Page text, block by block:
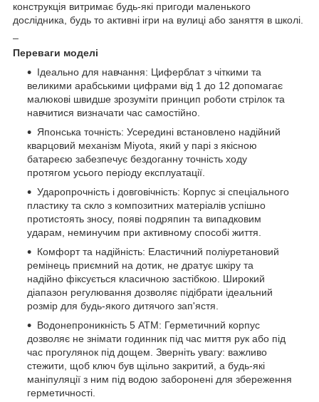
конструкція витримає будь-які пригоди маленького
дослідника, будь то активні ігри на вулиці або заняття в школі.
Переваги моделі
Ідеально для навчання: Циферблат з чіткими та
великими арабськими цифрами від 1 до 12 допомагає
малюкові швидше зрозуміти принцип роботи стрілок та
навчитися визначати час самостійно.
Японська точність: Усередині встановлено надійний
кварцовий механізм Miyota, який у парі з якісною
батареєю забезпечує бездоганну точність ходу
протягом усього періоду експлуатації.
Ударопрочність і довговічність: Корпус зі спеціального
пластику та скло з композитних матеріалів успішно
протистоять зносу, появі подряпин та випадковим
ударам, неминучим при активному способі життя.
Комфорт та надійність: Еластичний поліуретановий
ремінець приємний на дотик, не дратує шкіру та
надійно фіксується класичною застібкою. Широкий
діапазон регулювання дозволяє підібрати ідеальний
розмір для будь-якого дитячого зап'ястя.
Водонепроникність 5 ATM: Герметичний корпус
дозволяє не знімати годинник під час миття рук або під
час прогулянок під дощем. Зверніть увагу: важливо
стежити, щоб ключ був щільно закритий, а будь-які
маніпуляції з ним під водою заборонені для збереження
герметичності.